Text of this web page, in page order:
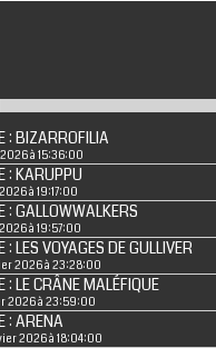
: BIZARROFILIA
à 15:36:00
: KARUPPU
à 19:17:00
: GALLOWWALKERS
à 19:57:00
: LES VOYAGES DE GULLIVER
2026 à 23:28:00
: LE CRÂNE MALÉFIQUE
2026 à 23:59:00
: ARENA
2026 à 18:04:00